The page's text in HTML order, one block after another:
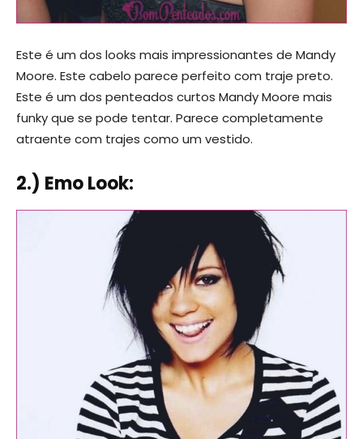
Este é um dos looks mais impressionantes de Mandy
Moore. Este cabelo parece perfeito com traje preto.
Este é um dos penteados curtos Mandy Moore mais
funky que se pode tentar. Parece completamente
atraente com trajes como um vestido.
2.) Emo Look: